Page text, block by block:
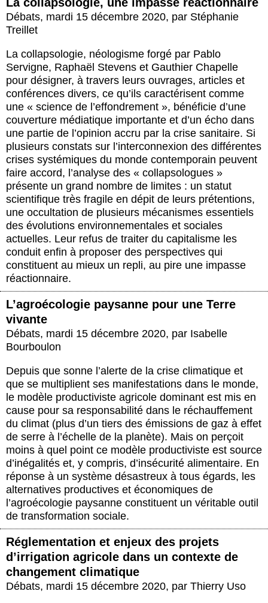
Débats, mardi 15 décembre 2020, par Stéphanie
Treillet
La collapsologie, néologisme forgé par Pablo
Servigne, Raphaël Stevens et Gauthier Chapelle
pour désigner, à travers leurs ouvrages, articles et
conférences divers, ce qu’ils caractérisent comme
une « science de l’effondrement », bénéficie d’une
couverture médiatique importante et d’un écho dans
une partie de l’opinion accru par la crise sanitaire. Si
plusieurs constats sur l’interconnexion des différentes
crises systémiques du monde contemporain peuvent
faire accord, l’analyse des « collapsologues »
présente un grand nombre de limites : un statut
scientifique très fragile en dépit de leurs prétentions,
une occultation de plusieurs mécanismes essentiels
des évolutions environnementales et sociales
actuelles. Leur refus de traiter du capitalisme les
conduit enfin à proposer des perspectives qui
constituent au mieux un repli, au pire une impasse
réactionnaire.
L’agroécologie paysanne pour une Terre
vivante
Débats, mardi 15 décembre 2020, par Isabelle
Bourboulon
Depuis que sonne l’alerte de la crise climatique et
que se multiplient ses manifestations dans le monde,
le modèle productiviste agricole dominant est mis en
cause pour sa responsabilité dans le réchauffement
du climat (plus d’un tiers des émissions de gaz à effet
de serre à l’échelle de la planète). Mais on perçoit
moins à quel point ce modèle productiviste est source
d’inégalités et, y compris, d’insécurité alimentaire. En
réponse à un système désastreux à tous égards, les
alternatives productives et économiques de
l’agroécologie paysanne constituent un véritable outil
de transformation sociale.
Réglementation et enjeux des projets
d’irrigation agricole dans un contexte de
changement climatique
Débats, mardi 15 décembre 2020, par Thierry Uso